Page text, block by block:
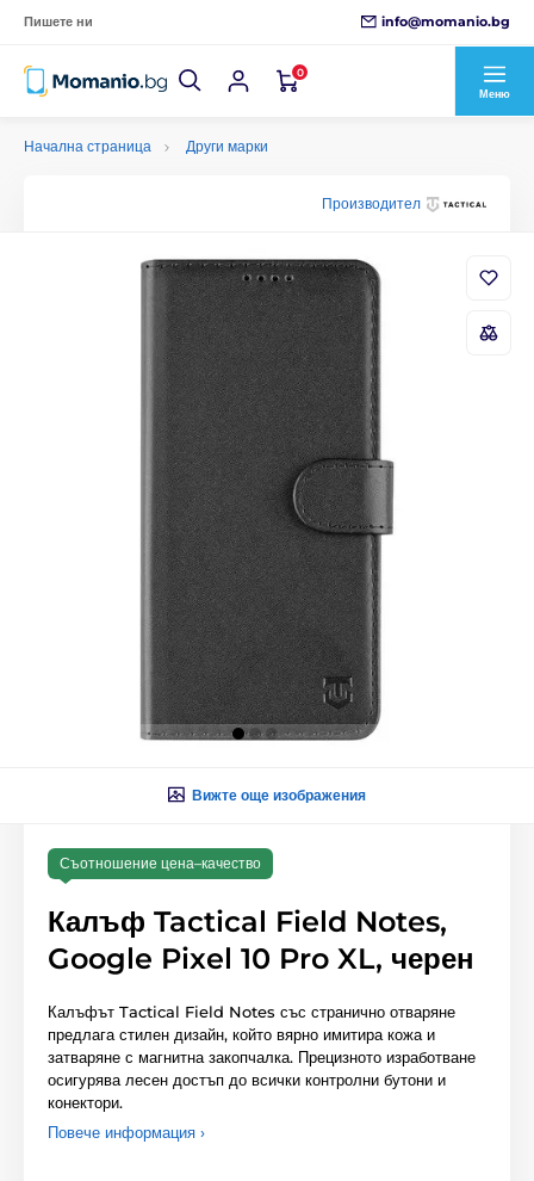
Пишете ни info@momanio.bg
0
Меню
Начална страница Други марки
Производител
Вижте още изображения
Съотношение цена–качество
Калъф Tactical Field Notes,
Google Pixel 10 Pro XL, черен
Калъфът Tactical Field Notes със странично отваряне
предлага стилен дизайн, който вярно имитира кожа и
затваряне с магнитна закопчалка. Прецизното изработване
осигурява лесен достъп до всички контролни бутони и
конектори.
Повече информация ›